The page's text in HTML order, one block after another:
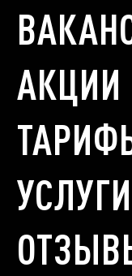
АКЦИИ
УСЛУГИ